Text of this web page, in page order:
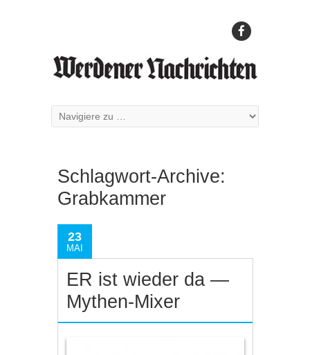
Schlagwort-Archive:
Grabkammer
23
MAI
ER ist wieder da —
Mythen-Mixer